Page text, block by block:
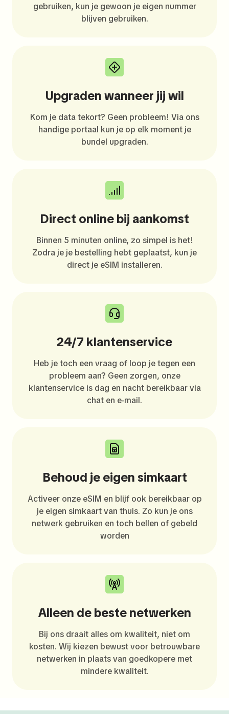
gebruiken, kun je gewoon je eigen nummer
blijven gebruiken.
Upgraden wanneer jij wil
Kom je data tekort? Geen probleem! Via ons
handige portaal kun je op elk moment je
bundel upgraden.
Direct online bij aankomst
Binnen 5 minuten online, zo simpel is het!
Zodra je je bestelling hebt geplaatst, kun je
direct je eSIM installeren.
24/7 klantenservice
Heb je toch een vraag of loop je tegen een
probleem aan? Geen zorgen, onze
klantenservice is dag en nacht bereikbaar via
chat en e-mail.
Behoud je eigen simkaart
Activeer onze eSIM en blijf ook bereikbaar op
je eigen simkaart van thuis. Zo kun je ons
netwerk gebruiken en toch bellen of gebeld
worden
Alleen de beste netwerken
Bij ons draait alles om kwaliteit, niet om
kosten. Wij kiezen bewust voor betrouwbare
netwerken in plaats van goedkopere met
mindere kwaliteit.